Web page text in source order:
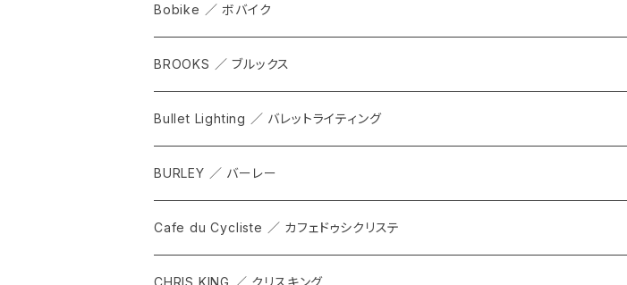
FORGE
WPT TOTE
CITADEL
WPRT
DEX
GRIP SLING
Bobike ／ ボバイク
BROOKS ／ ブルックス
ALL
サドル
カンビウム
メンテナンス
Bullet Lighting ／ バレットライティング
BURLEY ／ バーレー
Cafe du Cycliste ／ カフェドゥシクリステ
ALL
CHRIS KING ／ クリスキング